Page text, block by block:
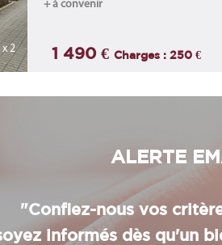
x 2
+ à convenir
1 490 € Charges : 250 €
ALERTE
"Confiez-nous vos
informés dès qu'un